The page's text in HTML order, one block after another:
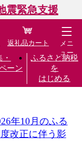
震緊急支援
ーン
ふるさと納税
を
はじめる
返礼品カート
メニ
ュー
年10月のふる
改正に伴う影